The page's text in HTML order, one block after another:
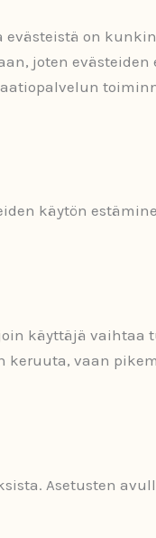
on
joten
käytön
käyttäjä vaihtaa
keruuta, vaan
Asetusten